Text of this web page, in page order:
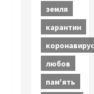
земля
карантин
коронавирус
любов
пам'ять